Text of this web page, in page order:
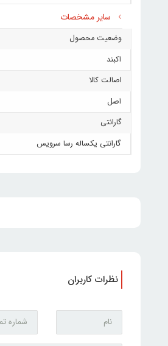
سایر مشخصات
وضعیت محصول
اکبند
اصالت کالا
اصل
گارانتی
گارانتی یکساله رسا سرویس
نظرات کاربران